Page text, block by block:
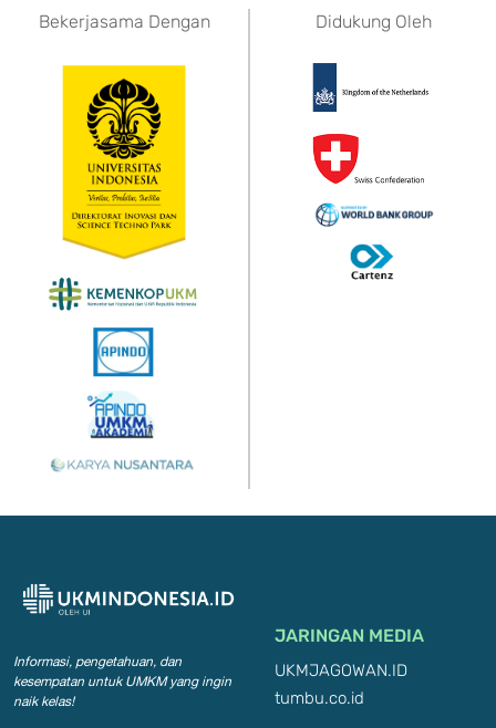
Bekerjasama Dengan Didukung Oleh
Informasi, pengetahuan, dan
kesempatan untuk UMKM yang ingin
naik kelas!
JARINGAN MEDIA
UKMJAGOWAN.ID
tumbu.co.id